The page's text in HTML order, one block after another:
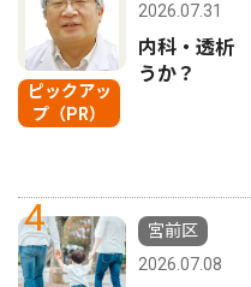
ピックアッ
プ（PR）
2026.07.31
内科・透析
うか？
4
宮前区
2026.07.08